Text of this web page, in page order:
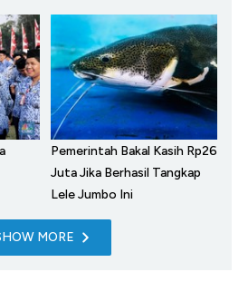
Pemerintah Bakal Kasih Rp26
Juta Jika Berhasil Tangkap
Lele Jumbo Ini
MORE